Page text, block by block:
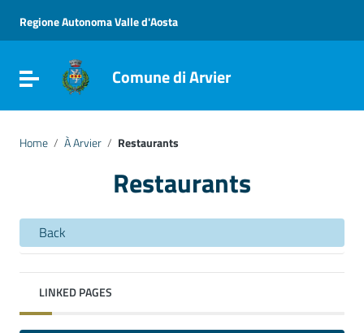
Go to the navigation menu
Go to the footer
Regione Autonoma Valle d'Aosta
Toggle navigationComune di Arvier
Home / À Arvier / Restaurants
Restaurants
Back
LINKED PAGES